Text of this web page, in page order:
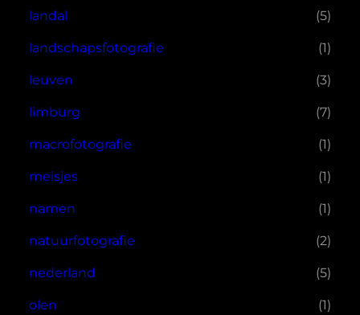
landal (5)
landschapsfotografie (1)
leuven (3)
limburg (7)
macrofotografie (1)
meisjes (1)
namen (1)
natuurfotografie (2)
nederland (5)
olen (1)